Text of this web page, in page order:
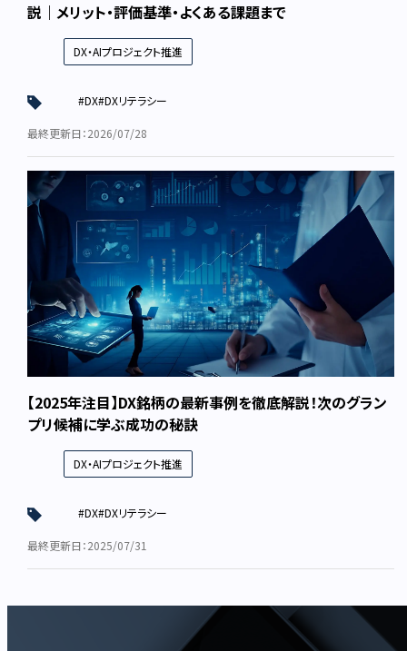
説｜メリット・評価基準・よくある課題まで
DX・AIプロジェクト推進
#DX#DXリテラシー
最終更新日：2026/07/28
【2025年注目】DX銘柄の最新事例を徹底解説！次のグラン
プリ候補に学ぶ成功の秘訣
DX・AIプロジェクト推進
#DX#DXリテラシー
最終更新日：2025/07/31